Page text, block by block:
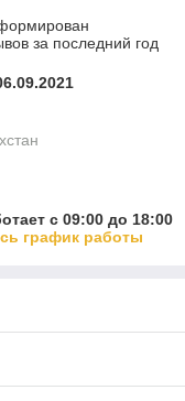
за последний год
с 09:00 до 18:00
график работы